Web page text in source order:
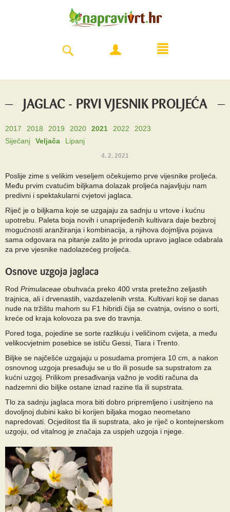
JAGLAC - PRVI VJESNIK PROLJEĆA
2017 2018 2019 2020 2021 2022
2023
Siječanj
Veljača Lipanj
4. 2. 2021
Poslije zime s velikim veseljem očekujemo prve vijesnike proljeća.
Među prvim cvatućim biljkama dolazak proljeća najavljuju nam
predivni i spektakularni cvjetovi jaglaca.
Riječ je o biljkama koje se uzgajaju za sadnju u vrtove i kućnu
upotrebu. Paleta boja novih i unaprijeđenih kultivara daje bezbroj
mogućnosti aranžiranja i kombinacija, a njihova dojmljiva pojava
sama odgovara na pitanje zašto je priroda upravo jaglace odabrala
za prve vjesnike nadolazećeg proljeća.
Osnove uzgoja jaglaca
Rod Primulaceae obuhvaća preko 400 vrsta pretežno zeljastih
trajnica, ali i drvenastih, vazdazelenih vrsta. Kultivari koji se danas
nude na tržištu mahom su F1 hibridi čija se cvatnja, ovisno o sorti,
kreće od kraja kolovoza pa sve do travnja.
Pored toga, pojedine se sorte razlikuju i veličinom cvijeta, a među
velikocvjetnim posebice se ističu Gessi, Tiara i Trento.
Biljke se najčešće uzgajaju u posudama promjera 10 cm, a nakon
osnovnog uzgoja presađuju se u tlo ili posude sa supstratom za
kućni uzgoj. Prilikom presađivanja važno je voditi računa da
nadzemni dio biljke ostane iznad razine tla ili supstrata.
Tlo za sadnju jaglaca mora biti dobro pripremljeno i usitnjeno na
dovoljnoj dubini kako bi korijen biljaka mogao neometano
napredovati. Ocjeditost tla ili supstrata, ako je riječ o kontejnerskom
uzgoju, od vitalnog je značaja za uspjeh uzgoja i njege.